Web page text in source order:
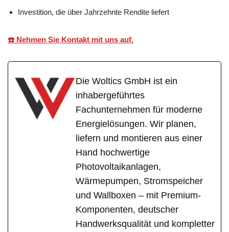
Investition, die über Jahrzehnte Rendite liefert
☎️ Nehmen Sie Kontakt mit uns auf.
Die Woltics GmbH ist ein
inhabergeführtes
Fachunternehmen für moderne
Energielösungen. Wir planen,
liefern und montieren aus einer
Hand hochwertige
Photovoltaikanlagen,
Wärmepumpen, Stromspeicher
und Wallboxen – mit Premium-
Komponenten, deutscher
Handwerksqualität und kompletter